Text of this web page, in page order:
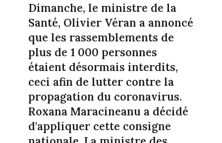
Dimanche, le ministre de la
Santé, Olivier Véran a annoncé
que les rassemblements de
plus de 1 000 personnes
étaient désormais interdits,
ceci afin de lutter contre la
propagation du coronavirus.
Roxana Maracineanu a décidé
d'appliquer cette consigne